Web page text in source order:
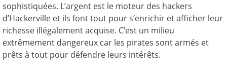
sophistiquées. L’argent est le moteur des hackers
d’Hackerville et ils font tout pour s’enrichir et afficher leur
richesse illégalement acquise. C’est un milieu
extrêmement dangereux car les pirates sont armés et
prêts à tout pour défendre leurs intérêts.